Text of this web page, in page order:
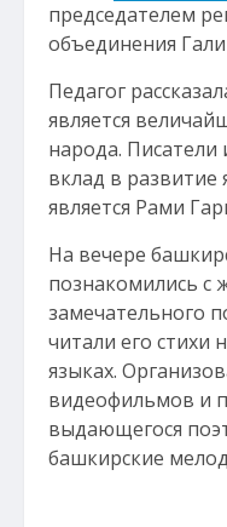
председателем
объединения
Педагог
является
народа.
вклад в развитие
является Рами
На вечере
познакомились с
замечательного
читали его стихи
языках.
видеофильмов и
выдающегося
башкирские